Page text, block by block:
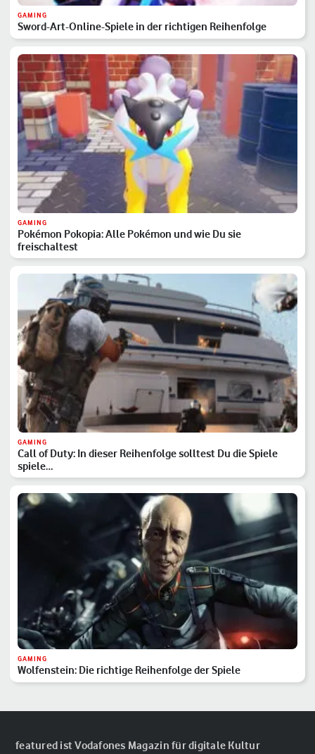
GAMING
Sword-Art-Online-Spiele in der richtigen Reihenfolge
GAMING
Pokémon Pokopia: Alle Pokémon und wie Du sie
freischaltest
GAMING
Call of Duty: In dieser Reihenfolge solltest Du die Spiele
spiele…
GAMING
Wolfenstein: Die richtige Reihenfolge der Spiele
featured ist Vodafones Magazin für digitale Kultur